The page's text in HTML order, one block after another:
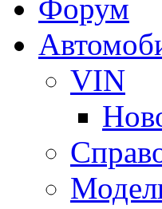
Форум
VIN